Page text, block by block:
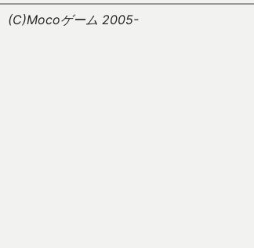
(C)Mocoゲーム 2005-